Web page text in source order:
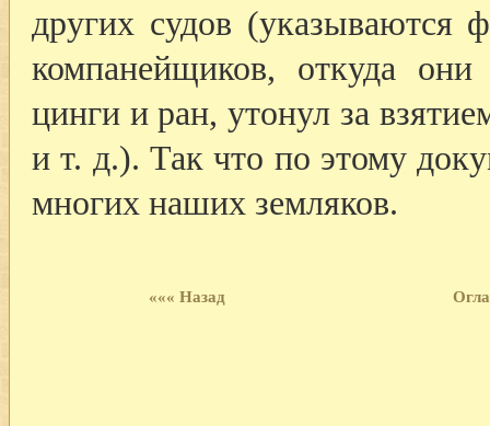
других судов (указываются
компанейщиков, откуда
цинги и ран, утонул за
и т. д.). Так что по этому
многих наших земляков.
««« Назад